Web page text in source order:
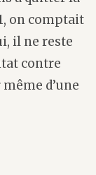
on comptait
il ne reste
contre
d’une